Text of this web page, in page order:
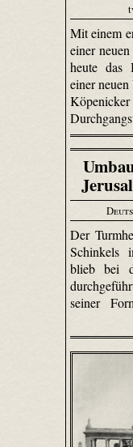
Mit einem
einer
heute das
einer
Der
Schinkels
blieb bei
seiner